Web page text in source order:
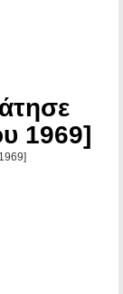
1969]